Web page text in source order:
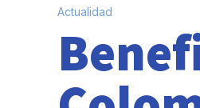
Actualidad